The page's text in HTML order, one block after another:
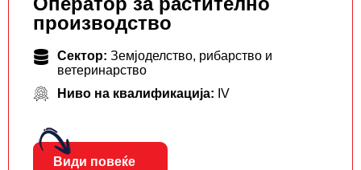
производство
Сектор: Земјоделство, рибарство и
ветеринарство
Ниво на квалификација: IV
Види повеќе